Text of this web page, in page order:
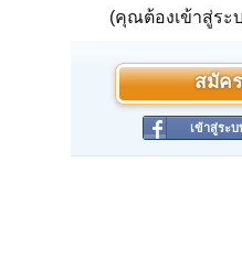
กับโผฏฐัพพะ มโนกับธรรมะ เมื่อสิ่ง
เกิด เวทนา ตัณหา อุปทาน กรรม แ
“ ไม่มี พระผู้เจ้าเป็นเจ้า ”
“ ข้อนี้ฉันนั้นแหละ มหาบพิตร คือที่สุ
“ ชอบแล้ว พระนาคเสน ”
(คุณต้องเข้าสู่ระ
สมัค
เข้าสู่ระ